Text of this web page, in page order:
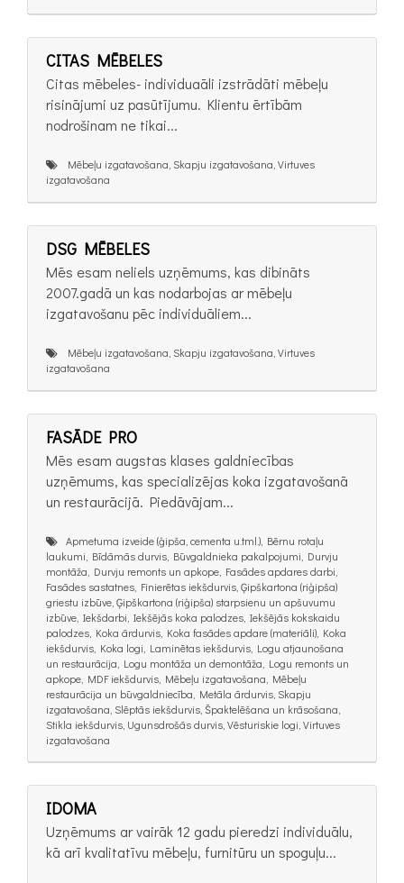
CITAS MĒBELES
Citas mēbeles- individuaāli izstrādāti mēbeļu
risinājumi uz pasūtījumu. Klientu ērtībām
nodrošinam ne tikai...
Mēbeļu izgatavošana, Skapju izgatavošana, Virtuves
izgatavošana
DSG MĒBELES
Mēs esam neliels uzņēmums, kas dibināts
2007.gadā un kas nodarbojas ar mēbeļu
izgatavošanu pēc individuāliem...
Mēbeļu izgatavošana, Skapju izgatavošana, Virtuves
izgatavošana
FASĀDE PRO
Mēs esam augstas klases galdniecības
uzņēmums, kas specializējas koka izgatavošanā
un restaurācijā. Piedāvājam...
Apmetuma izveide (ģipša, cementa u.tml.), Bērnu rotaļu
laukumi, Bīdāmās durvis, Būvgaldnieka pakalpojumi, Durvju
montāža, Durvju remonts un apkope, Fasādes apdares darbi,
Fasādes sastatnes, Finierētas iekšdurvis, Ģipškartona (riģipša)
griestu izbūve, Ģipškartona (riģipša) starpsienu un apšuvumu
izbūve, Iekšdarbi, Iekšējās koka palodzes, Iekšējās kokskaidu
palodzes, Koka ārdurvis, Koka fasādes apdare (materiāli), Koka
iekšdurvis, Koka logi, Laminētas iekšdurvis, Logu atjaunošana
un restaurācija, Logu montāža un demontāža, Logu remonts un
apkope, MDF iekšdurvis, Mēbeļu izgatavošana, Mēbeļu
restaurācija un būvgaldniecība, Metāla ārdurvis, Skapju
izgatavošana, Slēptās iekšdurvis, Špaktelēšana un krāsošana,
Stikla iekšdurvis, Ugunsdrošās durvis, Vēsturiskie logi, Virtuves
izgatavošana
IDOMA
Uzņēmums ar vairāk 12 gadu pieredzi individuālu,
kā arī kvalitatīvu mēbeļu, furnitūru un spoguļu...